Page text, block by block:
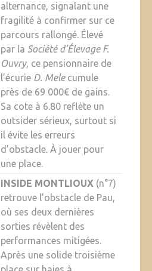
alternance, signalant une
fragilité à confirmer sur ce
parcours rallongé. Élevé
par la Société d’Élevage F.
Ouvry, ce pensionnaire de
l’écurie D. Melecumule
près de 69 000€ de gains.
Sa cote à 6.80 reflète un
outsider sérieux, surtout si
il évite les erreurs
d’obstacle. À jouer pour
une place.
INSIDE MONTLIOUX (n°7)
retrouve l’obstacle de Pau,
où ses deux dernières
sorties révèlent des
performances mitigées.
Après une solide troisième